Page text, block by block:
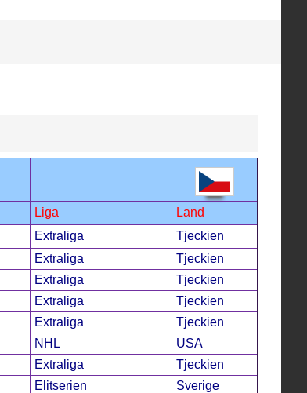
Liga
Land
Extraliga
Tjeckien
Extraliga
Tjeckien
Extraliga
Tjeckien
Extraliga
Tjeckien
Extraliga
Tjeckien
NHL
USA
Extraliga
Tjeckien
Elitserien
Sverige